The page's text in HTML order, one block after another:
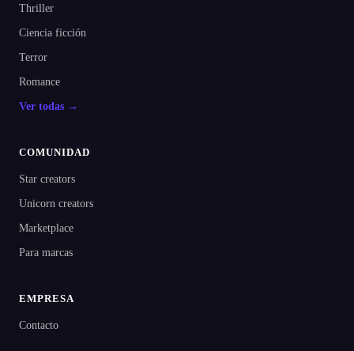
Thriller
Ciencia ficción
Terror
Romance
Ver todas →
COMUNIDAD
Star creators
Unicorn creators
Marketplace
Para marcas
EMPRESA
Contacto